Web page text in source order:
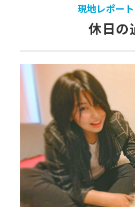
現地レポー
休日の